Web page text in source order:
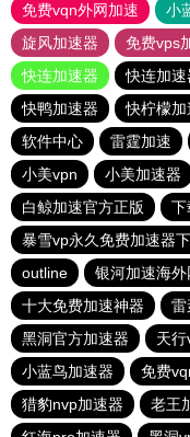
免费vqn外网加速
小
旋风加速器
免费vps
快连加速器
快连加速
快鸭加速器
快柠檬加
软件中心
雷霆加速
小美vpn
小美加速器
白鲸加速官方正版
下
暴雪vp永久免费加速器
outline
银河加速海外
十大免费加速神器
雷
黑洞官方加速器
天
小蓝鸟加速器
免费
猎豹nvp加速器
老王